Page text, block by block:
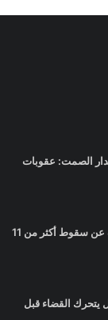
الصمت: عقوبات
مجزرة في الجنوب: مصادر تكشف عن سقوط أكثر من 11
يتحرك القضاء قبل